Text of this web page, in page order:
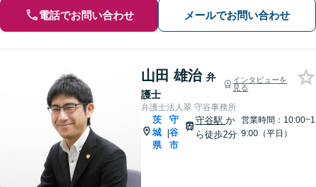
電話でお問い合わせ メールでお問い合わせ
山田 雄治 弁
護士
インタビューを
見る
弁護士法人翠 守谷事務所
茨
城
県
|
守
谷
市
守谷駅 か
ら徒歩2分
営業時間：10:00~1
9:00（平日）